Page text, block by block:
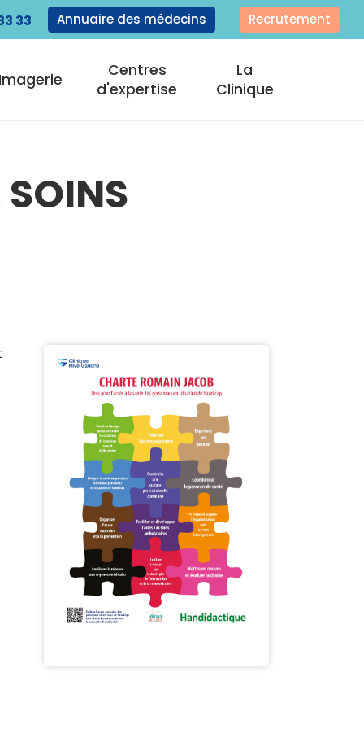
33 Annuaire des médecins Recrutement
Centres
d'expertise
La
Clinique